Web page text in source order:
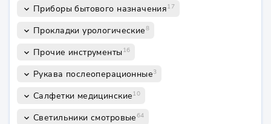
keyboard_arrow_down Приборы бытового назначения17
keyboard_arrow_down Прокладки урологические8
keyboard_arrow_down Прочие инструменты 16
keyboard_arrow_down Рукава послеоперационные3
keyboard_arrow_down Салфетки медицинские10
keyboard_arrow_down Светильники смотровые64